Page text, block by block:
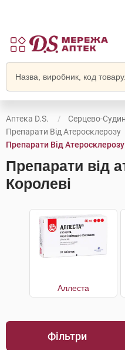
Аптека D.S.
Серцево-
Препарати Від Атеросклерозу
Препарати Від
Препарати від
Королеві
Аллеста
Фільтри